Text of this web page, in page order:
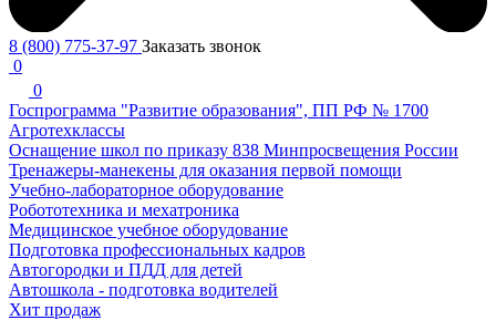
8 (800) 775-37-97 Заказать звонок
0
0
Госпрограмма "Развитие образования", ПП РФ № 1700
Агротехклассы
Оснащение школ по приказу 838 Минпросвещения России
Тренажеры-манекены для оказания первой помощи
Учебно-лабораторное оборудование
Робототехника и мехатроника
Медицинское учебное оборудование
Подготовка профессиональных кадров
Автогородки и ПДД для детей
Автошкола - подготовка водителей
Хит продаж